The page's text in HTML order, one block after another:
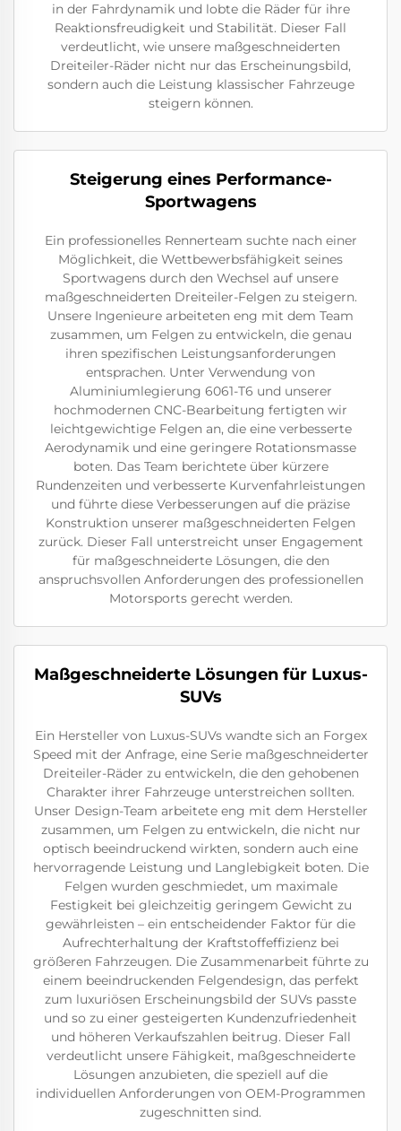
in der Fahrdynamik und lobte die Räder für ihre
Reaktionsfreudigkeit und Stabilität. Dieser Fall
verdeutlicht, wie unsere maßgeschneiderten
Dreiteiler-Räder nicht nur das Erscheinungsbild,
sondern auch die Leistung klassischer Fahrzeuge
steigern können.
Steigerung eines Performance-
Sportwagens
Ein professionelles Rennerteam suchte nach einer
Möglichkeit, die Wettbewerbsfähigkeit seines
Sportwagens durch den Wechsel auf unsere
maßgeschneiderten Dreiteiler-Felgen zu steigern.
Unsere Ingenieure arbeiteten eng mit dem Team
zusammen, um Felgen zu entwickeln, die genau
ihren spezifischen Leistungsanforderungen
entsprachen. Unter Verwendung von
Aluminiumlegierung 6061-T6 und unserer
hochmodernen CNC-Bearbeitung fertigten wir
leichtgewichtige Felgen an, die eine verbesserte
Aerodynamik und eine geringere Rotationsmasse
boten. Das Team berichtete über kürzere
Rundenzeiten und verbesserte Kurvenfahrleistungen
und führte diese Verbesserungen auf die präzise
Konstruktion unserer maßgeschneiderten Felgen
zurück. Dieser Fall unterstreicht unser Engagement
für maßgeschneiderte Lösungen, die den
anspruchsvollen Anforderungen des professionellen
Motorsports gerecht werden.
Maßgeschneiderte Lösungen für Luxus-
SUVs
Ein Hersteller von Luxus-SUVs wandte sich an Forgex
Speed mit der Anfrage, eine Serie maßgeschneiderter
Dreiteiler-Räder zu entwickeln, die den gehobenen
Charakter ihrer Fahrzeuge unterstreichen sollten.
Unser Design-Team arbeitete eng mit dem Hersteller
zusammen, um Felgen zu entwickeln, die nicht nur
optisch beeindruckend wirkten, sondern auch eine
hervorragende Leistung und Langlebigkeit boten. Die
Felgen wurden geschmiedet, um maximale
Festigkeit bei gleichzeitig geringem Gewicht zu
gewährleisten – ein entscheidender Faktor für die
Aufrechterhaltung der Kraftstoffeffizienz bei
größeren Fahrzeugen. Die Zusammenarbeit führte zu
einem beeindruckenden Felgendesign, das perfekt
zum luxuriösen Erscheinungsbild der SUVs passte
und so zu einer gesteigerten Kundenzufriedenheit
und höheren Verkaufszahlen beitrug. Dieser Fall
verdeutlicht unsere Fähigkeit, maßgeschneiderte
Lösungen anzubieten, die speziell auf die
individuellen Anforderungen von OEM-Programmen
zugeschnitten sind.